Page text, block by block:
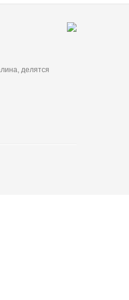
делятся